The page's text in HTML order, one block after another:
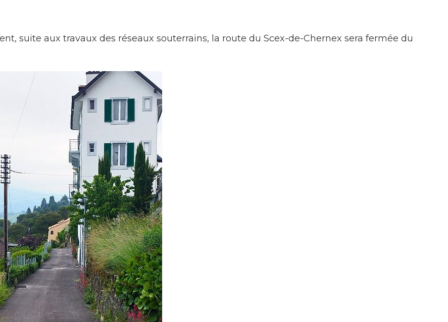
Mobilité
Subventions, subsides, rabais
suite aux travaux des réseaux souterrains, la route du Scex-de-Chernex sera fermée du